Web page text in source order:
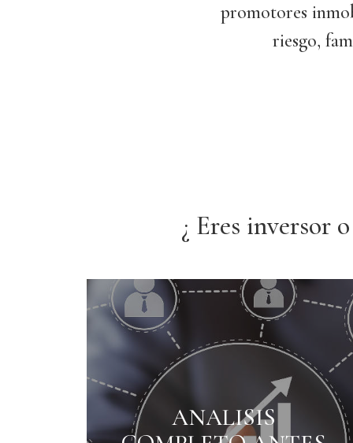
promotores
riesgo,
¿ Eres inversor
ANALISIS
con todo lujo
Si dudas de
idea,
permitirá